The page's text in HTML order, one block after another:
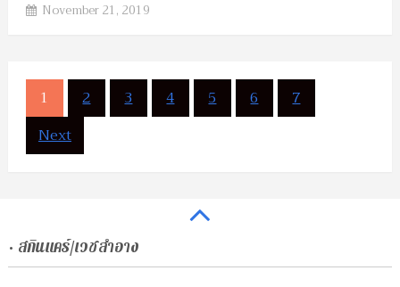
November 21, 2019
Posts
pagination
1 2 3 4 5 6
7
Next
• สกินแคร์/เวชสำอาง